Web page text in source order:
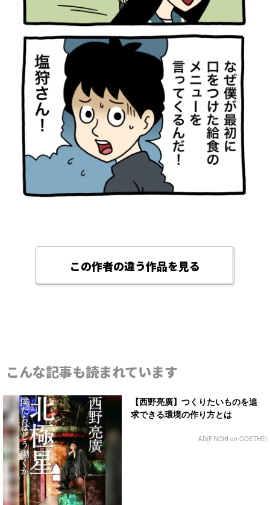
この作者の違う作品を見る
こんな記事も読まれています
【西野亮廣】つくりたいものを追
求できる環境の作り方とは
AD(FINCHI on GOETHE)